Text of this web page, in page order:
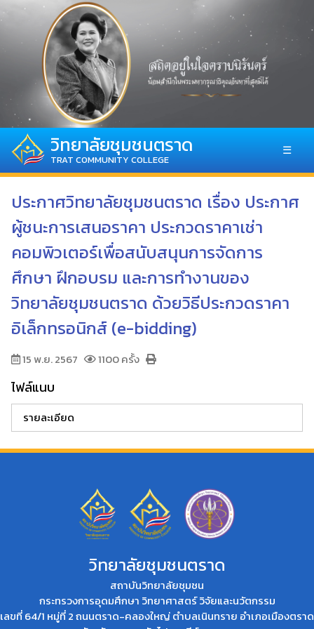
วิทยาลัยชุมชนตราด
TRAT COMMUNITY COLLEGE
☰
ประกาศวิทยาลัยชุมชนตราด เรื่อง ประกาศ
ผู้ชนะการเสนอราคา ประกวดราคาเช่า
คอมพิวเตอร์เพื่อสนับสนุนการจัดการ
ศึกษา ฝึกอบรม และการทำงานของ
วิทยาลัยชุมชนตราด ด้วยวิธีประกวดราคา
อิเล็กทรอนิกส์ (e-bidding)
15 พ.ย. 2567 1100 ครั้ง
ไฟล์แนบ
รายละเอียด
วิทยาลัยชุมชนตราด
สถาบันวิทยาลัยชุมชน
กระทรวงการอุดมศึกษา วิทยาศาสตร์ วิจัยและนวัตกรรม
เลขที่ 64/1 หมู่ที่ 2 ถนนตราด-คลองใหญ่ ตำบลเนินทราย อำเภอเมืองตราด